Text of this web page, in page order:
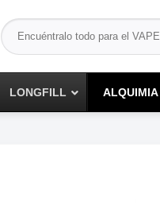
Buscar
por:
LONGFILL ALQUIMIA